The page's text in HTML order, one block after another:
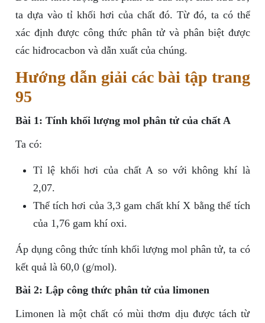
ta dựa vào tỉ khối hơi của chất đó. Từ đó, ta có thể
xác định được công thức phân tử và phân biệt được
các hiđrocacbon và dẫn xuất của chúng.
Hướng dẫn giải các bài tập trang
95
Bài 1: Tính khối lượng mol phân tử của chất A
Ta có:
Tỉ lệ khối hơi của chất A so với không khí là
2,07.
Thể tích hơi của 3,3 gam chất khí X bằng thể tích
của 1,76 gam khí oxi.
Áp dụng công thức tính khối lượng mol phân tử, ta có
kết quả là 60,0 (g/mol).
Bài 2: Lập công thức phân tử của limonen
Limonen là một chất có mùi thơm dịu được tách từ